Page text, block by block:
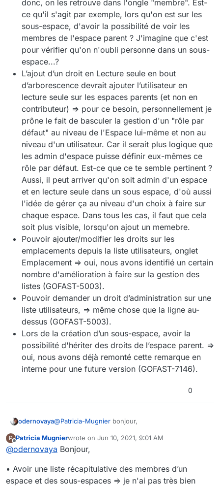
donc, on les retrouve dans l'ongle "membre". Est-
ce qu'il s'agit par exemple, lors qu'on est sur les
sous-espace, d'avoir la possibilité de voir les
membres de l'espace parent ? J'imagine que c'est
pour vérifier qu'on n'oubli personne dans un sous-
espace...?
L’ajout d’un droit en Lecture seule en bout
d’arborescence devrait ajouter l’utilisateur en
lecture seule sur les espaces parents (et non en
contributeur) => pour ce besoin, personnellement je
prône le fait de basculer la gestion d'un "rôle par
défaut" au niveau de l'Espace lui-même et non au
niveau d'un utilisateur. Car il serait plus logique que
les admin d'espace puisse définir eux-mêmes ce
rôle par défaut. Est-ce que ce te semble pertinent ?
Aussi, il peut arriver qu'on soit admin d'un espace
et en lecture seule dans un sous espace, d'où aussi
l'idée de gérer ça au niveau d'un choix à faire sur
chaque espace. Dans tous les cas, il faut que cela
soit plus visible, lorsqu'on ajout un memebre.
Pouvoir ajouter/modifier les droits sur les
emplacements depuis la liste utilisateurs, onglet
Emplacement => oui, nous avons identifié un certain
nombre d'amélioration à faire sur la gestion des
listes (GOFAST-5003).
Pouvoir demander un droit d’administration sur une
liste utilisateurs, => même chose que la ligne au-
dessus (GOFAST-5003).
Lors de la création d’un sous-espace, avoir la
possibilité d'hériter des droits de l’espace parent. =>
oui, nous avons déjà remonté cette remarque en
interne pour une future version (GOFAST-7146).
0
odernovaya@Patricia-Mugnier bonjour,
Nous travaillons actuellement sur la future gestion
en masse des Espaces, Listes d'utilisateurs et
spécifications internes.
Voici un rapide retour sur tes demandes :
P
Offline
Patricia Mugnierwrote on Jun 10, 2021, 9:01 AM
last edited by
@odernovaya Bonjour,
• Avoir une liste récapitulative des membres d’un
espace et des sous-espaces => je n'ai pas très bien